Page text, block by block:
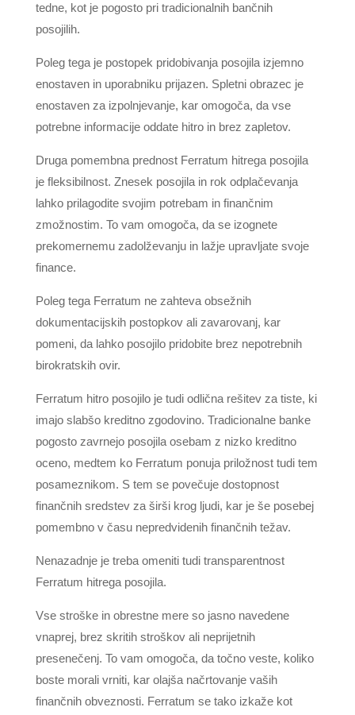
tedne, kot je pogosto pri tradicionalnih bančnih
posojilih.
Poleg tega je postopek pridobivanja posojila izjemno
enostaven in uporabniku prijazen. Spletni obrazec je
enostaven za izpolnjevanje, kar omogoča, da vse
potrebne informacije oddate hitro in brez zapletov.
Druga pomembna prednost Ferratum hitrega posojila
je fleksibilnost. Znesek posojila in rok odplačevanja
lahko prilagodite svojim potrebam in finančnim
zmožnostim. To vam omogoča, da se izognete
prekomernemu zadolževanju in lažje upravljate svoje
finance.
Poleg tega Ferratum ne zahteva obsežnih
dokumentacijskih postopkov ali zavarovanj, kar
pomeni, da lahko posojilo pridobite brez nepotrebnih
birokratskih ovir.
Ferratum hitro posojilo je tudi odlična rešitev za tiste, ki
imajo slabšo kreditno zgodovino. Tradicionalne banke
pogosto zavrnejo posojila osebam z nizko kreditno
oceno, medtem ko Ferratum ponuja priložnost tudi tem
posameznikom. S tem se povečuje dostopnost
finančnih sredstev za širši krog ljudi, kar je še posebej
pomembno v času nepredvidenih finančnih težav.
Nenazadnje je treba omeniti tudi transparentnost
Ferratum hitrega posojila.
Vse stroške in obrestne mere so jasno navedene
vnaprej, brez skritih stroškov ali neprijetnih
presenečenj. To vam omogoča, da točno veste, koliko
boste morali vrniti, kar olajša načrtovanje vaših
finančnih obveznosti. Ferratum se tako izkaže kot